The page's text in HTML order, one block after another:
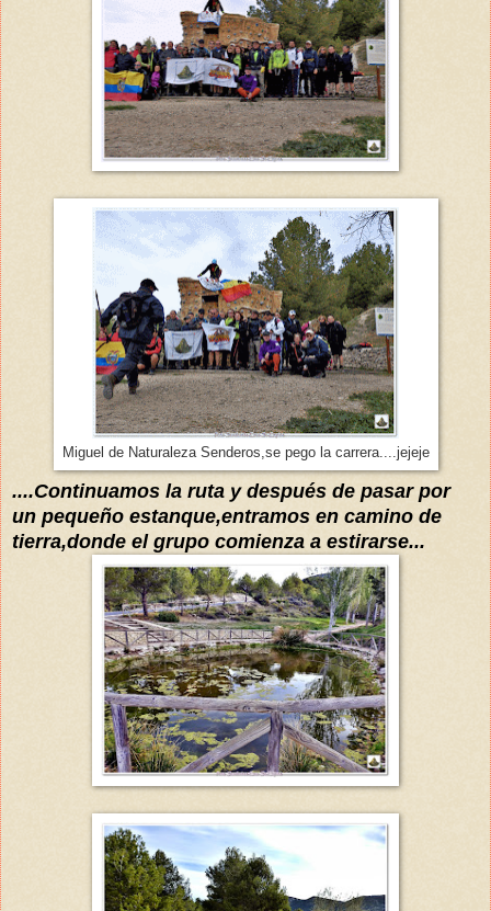
Miguel de Naturaleza Senderos,se pego la carrera....jejeje
....Continuamos la ruta y después de pasar por
un pequeño estanque,entramos en camino de
tierra,donde el grupo comienza a estirarse...